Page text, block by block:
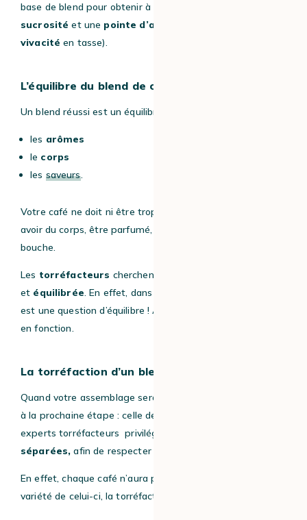
base de blend pour obtenir à la fois de la
sucrositéet une pointe d’acidité
vivacité en tasse).
L’équilibre du blend de café
Un blend réussi est un équilibre harmonieux entre :
les arômes
le corps
les saveurs.
Votre café ne doit ni être trop amer, ni trop acide. Il doit
avoir du corps, être parfumé, fruité et agréable en
bouche.
Les torréfacteurs cherchent à obtenir une
et équilibrée. En effet, dans de nombreux domaines, tout
est une question d’équilibre ! À vous de tester et d’ajuster
en fonction.
La torréfaction d’un blend de café
Quand votre assemblage sera défini, vous pourrez passer
à la prochaine étape : celle de la
experts torréfacteurs privilégient les
séparées,afin de respecter la nature de chaque grain.
En effet, chaque café n’aura pas la même cuisson, selon la
variété de celui-ci, la torréfaction diffère.